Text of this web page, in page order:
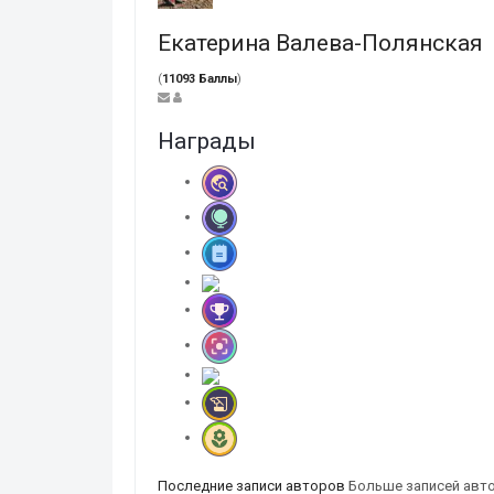
Екатерина Валева-Полянская
(11093 Баллы)
Награды
Последние записи авторов Больше записей